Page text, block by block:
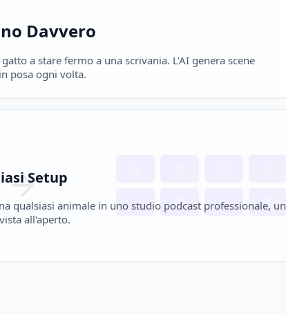
Davvero
a stare fermo a una scrivania. L'AI genera scene
posa ogni volta.
Setup
qualsiasi animale in uno studio podcast professionale, un
all'aperto.